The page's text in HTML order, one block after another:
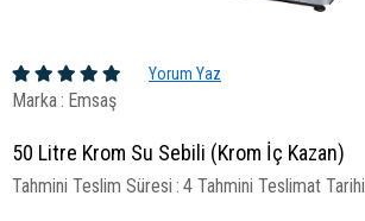
Yorum Yaz
Marka: Emsaş
50 Litre Krom Su Sebili (Krom İç Kazan)
Tahmini Teslim Süresi : 4 Tahmini Teslimat Tarihi